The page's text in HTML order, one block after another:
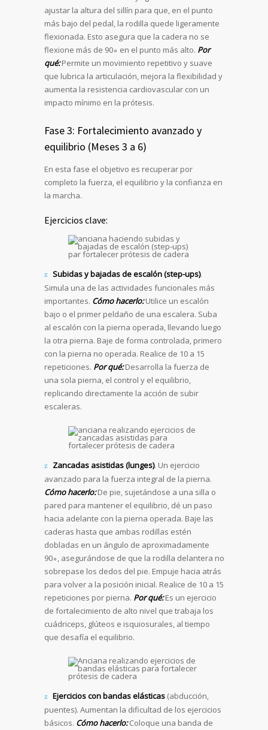
ajustar la altura del sillín para que, en el punto
más bajo del pedal, la rodilla quede ligeramente
flexionada. Esto asegura que la cadera no se
flexione más de 90∘ en el punto más alto. Por
qué: Permite un movimiento repetitivo y suave
que lubrica la articulación, mejora la flexibilidad y
aumenta la resistencia cardiovascular con un
impacto mínimo en la prótesis.
Fase 3: Fortalecimiento avanzado y
equilibrio (Meses 3 a 6)
En esta fase el objetivo es recuperar por
completo la fuerza, el equilibrio y la confianza en
la marcha.
Ejercicios clave:
Subidas y bajadas de escalón (step-ups).
Simula una de las actividades funcionales más
importantes. Cómo hacerlo:Utilice un escalón
bajo o el primer peldaño de una escalera. Suba
al escalón con la pierna operada, llevando luego
la otra pierna. Baje de forma controlada, primero
con la pierna no operada. Realice de 10 a 15
repeticiones. Por qué:Desarrolla la fuerza de
una sola pierna, el control y el equilibrio,
replicando directamente la acción de subir
escaleras.
Zancadas asistidas (lunges). Un ejercicio
avanzado para la fuerza integral de la pierna.
Cómo hacerlo:De pie, sujetándose a una silla o
pared para mantener el equilibrio, dé un paso
hacia adelante con la pierna operada. Baje las
caderas hasta que ambas rodillas estén
dobladas en un ángulo de aproximadamente
90∘, asegurándose de que la rodilla delantera no
sobrepase los dedos del pie. Empuje hacia atrás
para volver a la posición inicial. Realice de 10 a 15
repeticiones por pierna. Por qué:Es un ejercicio
de fortalecimiento de alto nivel que trabaja los
cuádriceps, glúteos e isquiosurales, al tiempo
que desafía el equilibrio.
Ejercicios con bandas elásticas (abducción,
puentes). Aumentan la dificultad de los ejercicios
básicos. Cómo hacerlo: Coloque una banda de